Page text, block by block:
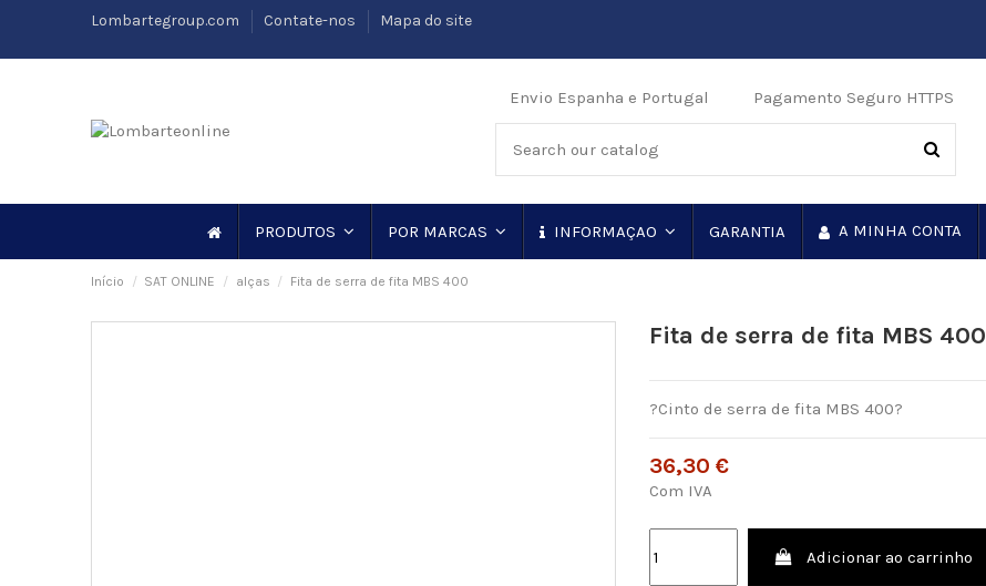
Lombartegroup.com Contate-nos Mapa do site
Envio Espanha e Portugal
Pagamento Seguro HTTPS
PRODUTOS POR MARCAS INFORMAÇAO GARANTIA A MINHA CONTA
Início SAT ONLINE alças Fita de serra de fita MBS 400
Fita de serra de fita MBS 400
?Cinto de serra de fita MBS 400?
36,30 €
Com IVA
Adicionar ao carrinho